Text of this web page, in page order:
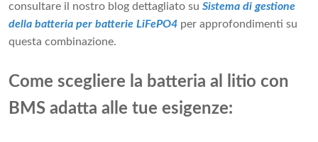
consultare il nostro blog dettagliato su Sistema di gestione
della batteria per batterie LiFePO4 per approfondimenti su
questa combinazione.
Come scegliere la batteria al litio con
BMS adatta alle tue esigenze: